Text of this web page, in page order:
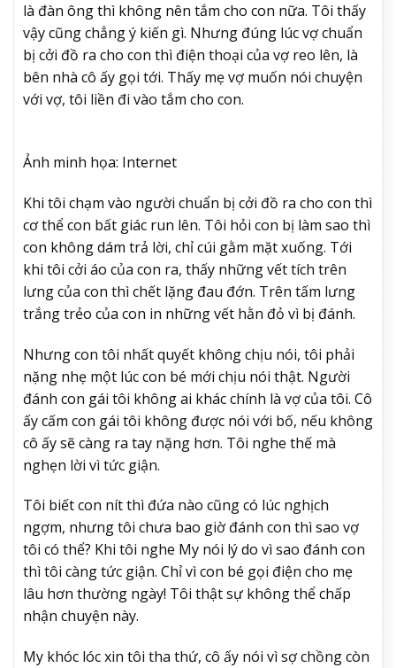
là đàn ông thì không nên tắm cho con nữa. Tôi thấy
vậy cũng chẳng ý kiến gì. Nhưng đúng lúc vợ chuẩn
bị cởi đồ ra cho con thì điện thoại của vợ reo lên, là
bên nhà cô ấy gọi tới. Thấy mẹ vợ muốn nói chuyện
với vợ, tôi liền đi vào tắm cho con.
Ảnh minh họa: Internet
Khi tôi chạm vào người chuẩn bị cởi đồ ra cho con thì
cơ thể con bất giác run lên. Tôi hỏi con bị làm sao thì
con không dám trả lời, chỉ cúi gằm mặt xuống. Tới
khi tôi cởi áo của con ra, thấy những vết tích trên
lưng của con thì chết lặng đau đớn. Trên tấm lưng
trắng trẻo của con in những vết hằn đỏ vì bị đánh.
Nhưng con tôi nhất quyết không chịu nói, tôi phải
nặng nhẹ một lúc con bé mới chịu nói thật. Người
đánh con gái tôi không ai khác chính là vợ của tôi. Cô
ấy cấm con gái tôi không được nói với bố, nếu không
cô ấy sẽ càng ra tay nặng hơn. Tôi nghe thế mà
nghẹn lời vì tức giận.
Tôi biết con nít thì đứa nào cũng có lúc nghịch
ngợm, nhưng tôi chưa bao giờ đánh con thì sao vợ
tôi có thể? Khi tôi nghe My nói lý do vì sao đánh con
thì tôi càng tức giận. Chỉ vì con bé gọi điện cho mẹ
lâu hơn thường ngày! Tôi thật sự không thể chấp
nhận chuyện này.
My khóc lóc xin tôi tha thứ, cô ấy nói vì sợ chồng còn